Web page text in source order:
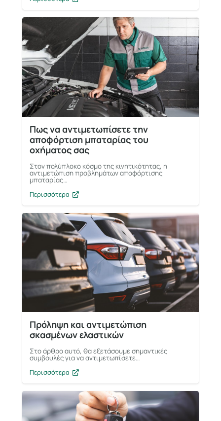
Πως να αντιμετωπίσετε την
αποφόρτιση μπαταρίας του
οχήματος σας
Στον πολύπλοκο κόσμο της κινητικότητας, η
αντιμετώπιση προβλημάτων αποφόρτισης
μπαταρίας…
Περισσότερα
Πρόληψη και αντιμετώπιση
σκασμένων ελαστικών
Στο άρθρο αυτό, θα εξετάσουμε σημαντικές
συμβουλές για να αντιμετωπίσετε…
Περισσότερα